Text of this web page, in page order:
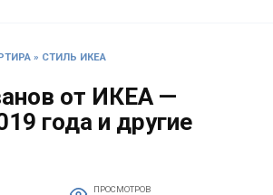
» СТИЛЬ ИКЕА
от ИКЕА —
года и другие
ПРОСМОТРОВ